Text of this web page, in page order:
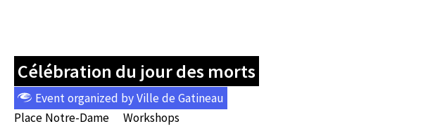
Célébration du jour des morts
Event organized by Ville de Gatineau
Place Notre-Dame
Workshops